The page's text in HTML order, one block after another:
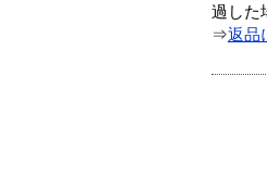
過した
⇒返品